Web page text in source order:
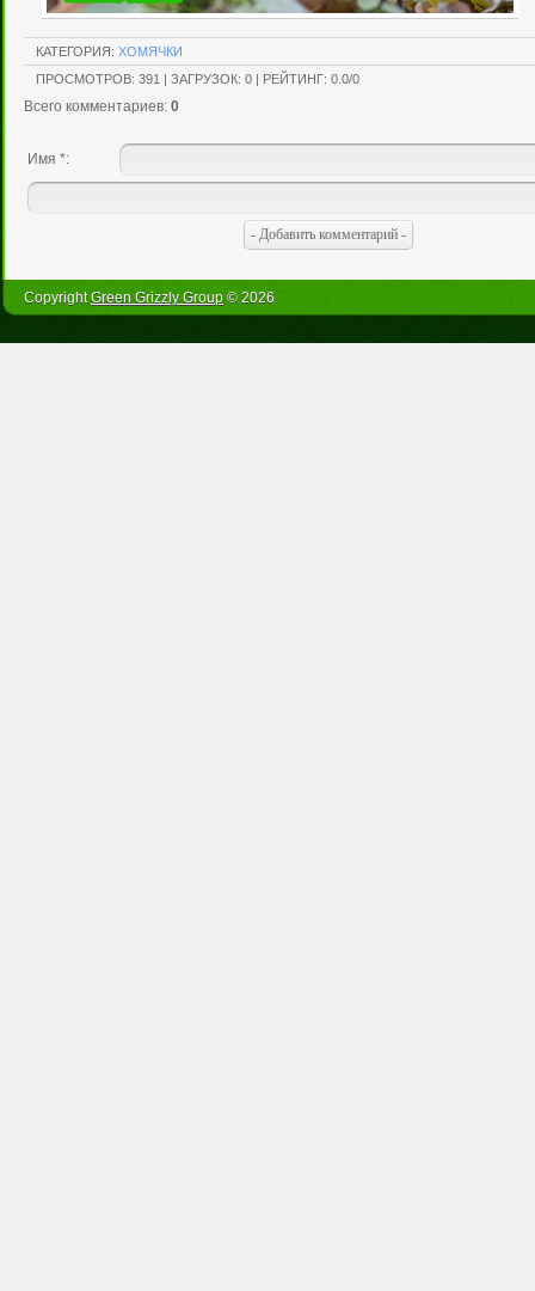
КАТЕГОРИЯ: ХОМЯЧКИ
ПРОСМОТРОВ: 391 | ЗАГРУЗОК: 0 | РЕЙТИНГ: 0.0/0
Всего комментариев: 0
Имя *:
CopyrightGreen Grizzly Group © 2026